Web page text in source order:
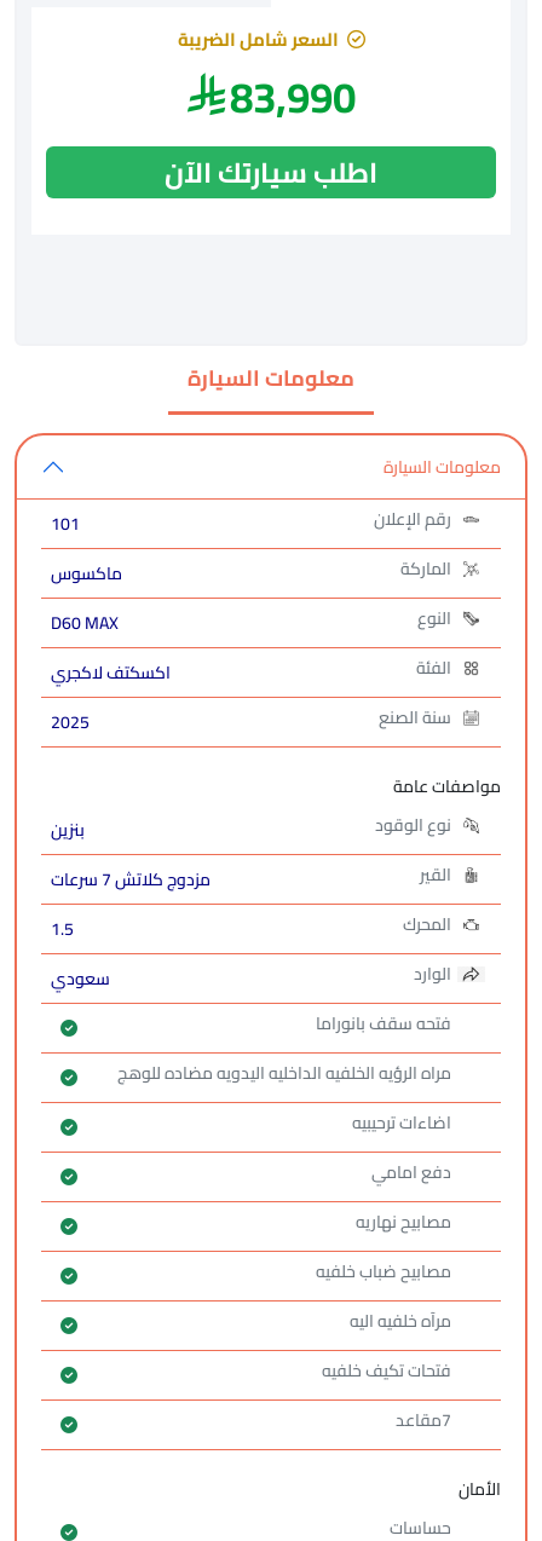
السعر شامل الضريبة
83,990
اطلب سيارتك الآن
معلومات السيارة
معلومات السيارة
رقم الإعلان
101
الماركة
ماكسوس
النوع
D60 MAX
الفئة
اكسكتف لاكجري
سنة الصنع
2025
مواصفات عامة
نوع الوقود
بنزين
القير
مزدوج كلاتش 7 سرعات
المحرك
1.5
الوارد
سعودي
فتحه سقف بانوراما
مراه الرؤيه الخلفيه الداخليه اليدويه مضاده للوهج
اضاءات ترحيبيه
دفع امامي
مصابيح نهاريه
مصابيح ضباب خلفيه
مرآه خلفيه اليه
فتحات تكيف خلفيه
الأمان
حساسات